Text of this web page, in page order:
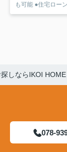
も可能 ●住宅ロー
しならIKOI HOME
078-